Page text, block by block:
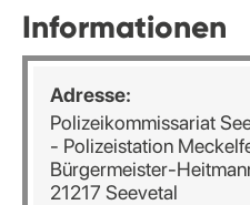
Informationen
Adresse:
Polizeikommissariat
- Polizeistation
Bürgermeister-
21217 Seevetal